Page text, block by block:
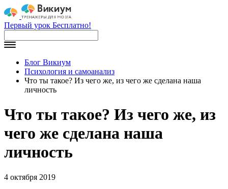
Первый урок Бесплатно!
Блог Викиум
Психология и самоанализ
Что ты такое? Из чего же, из чего же сделана наша
личность
Что ты такое? Из чего же, из
чего же сделана наша
личность
4 октября 2019